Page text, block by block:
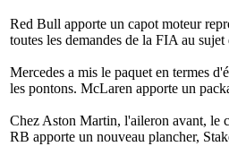
Red Bull apporte un capot moteur
toutes les demandes de la FIA au
Mercedes a mis le paquet en termes
les pontons. McLaren apporte un
Chez Aston Martin, l'aileron avant, le
RB apporte un nouveau plancher,